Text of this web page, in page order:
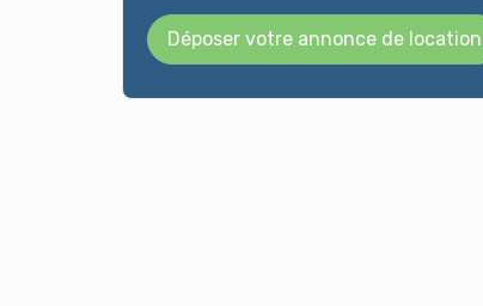
Déposer votre annonce de location